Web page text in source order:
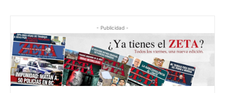
- Publicidad -